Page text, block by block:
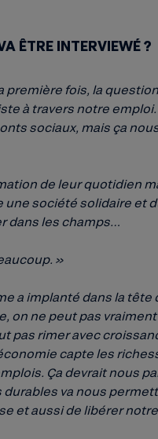
ÊTRE INTERVIEWÉ ?
fois, la
à travers notre
sociaux, mais ça
de leur quotidien
société solidaire et
dans les champs…
»
a implanté dans la tête
on ne peut pas
pas rimer avec
capte les
Ça devrait nous
va nous
et aussi de libérer